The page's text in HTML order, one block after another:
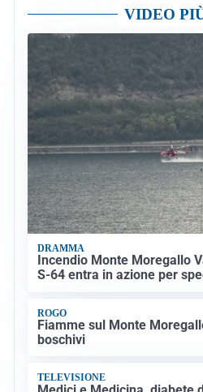
VIDEO
DRAMMA
Incendio Monte Moregallo
S-64 entra in azione per
ROGO
Fiamme sul Monte
boschivi
TELEVISIONE